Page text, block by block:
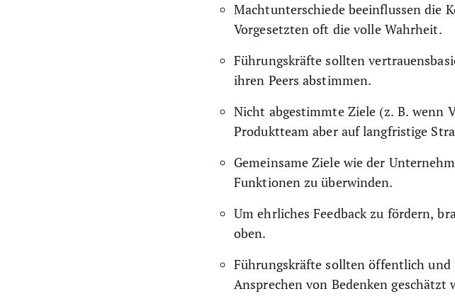
Machtunterschiede beeinflussen die
Vorgesetzten oft die volle Wahrheit.
Führungskräfte sollten
ihren Peers abstimmen.
Nicht abgestimmte Ziele (z. B. wenn
Produktteam aber auf langfristige
Gemeinsame Ziele wie der
Funktionen zu überwinden.
Um ehrliches Feedback zu fördern,
oben.
Führungskräfte sollten öffentlich und
Ansprechen von Bedenken